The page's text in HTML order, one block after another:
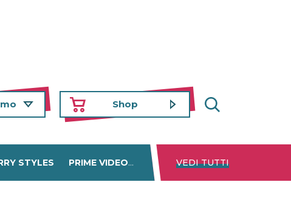
Shop
STYLES PRIME VIDEO DISNEY+ NETFLIX
VEDI TUTTI